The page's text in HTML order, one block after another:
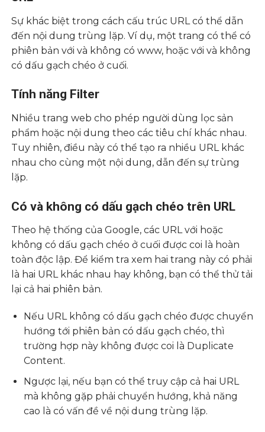
Sự khác biệt trong cách cấu trúc URL có thể dẫn
đến nội dung trùng lặp. Ví dụ, một trang có thể có
phiên bản với và không có www, hoặc với và không
có dấu gạch chéo ở cuối.
Tính năng Filter
Nhiều trang web cho phép người dùng lọc sản
phẩm hoặc nội dung theo các tiêu chí khác nhau.
Tuy nhiên, điều này có thể tạo ra nhiều URL khác
nhau cho cùng một nội dung, dẫn đến sự trùng
lặp.
Có và không có dấu gạch chéo trên URL
Theo hệ thống của Google, các URL với hoặc
không có dấu gạch chéo ở cuối được coi là hoàn
toàn độc lập. Để kiểm tra xem hai trang này có phải
là hai URL khác nhau hay không, bạn có thể thử tải
lại cả hai phiên bản.
Nếu URL không có dấu gạch chéo được chuyển
hướng tới phiên bản có dấu gạch chéo, thì
trường hợp này không được coi là Duplicate
Content.
Ngược lại, nếu bạn có thể truy cập cả hai URL
mà không gặp phải chuyển hướng, khả năng
cao là có vấn đề về nội dung trùng lặp.